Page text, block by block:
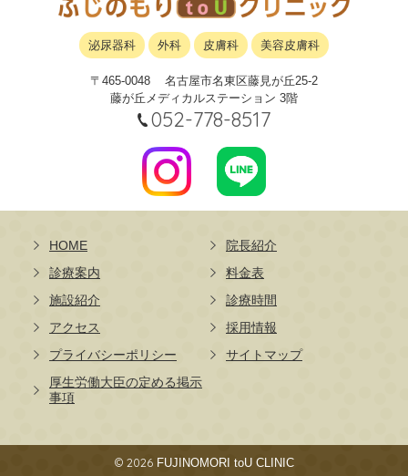
泌尿器科 外科 皮膚科 美容皮膚科
〒465-0048
名古屋市名東区藤見が丘25-2
藤が丘メディカルステーション 3階
052-778-8517
HOME
院長紹介
診療案内
料金表
施設紹介
診療時間
アクセス
採用情報
プライバシーポリシー
サイトマップ
厚生労働大臣の定める掲示
事項
© 2026FUJINOMORI toU CLINIC